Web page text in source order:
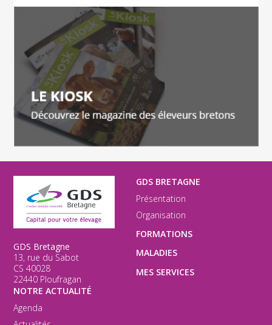
GDS Bretagne
13, rue du Sabot
CS 40028
22440 Ploufragan
GDS BRETAGNE
Présentation
Organisation
FORMATIONS
MALADIES
MES SERVICES
NOTRE ACTUALITÉ
Agenda